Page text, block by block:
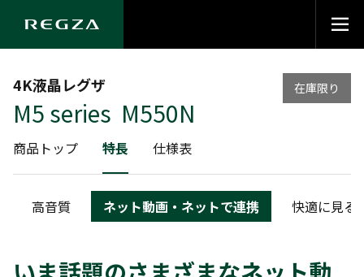
4K液晶レグザ
M5 series M550N
在庫限り
商品トップ 特長 仕様表
高音質 ネット動画・ネットで連携 快適に見る